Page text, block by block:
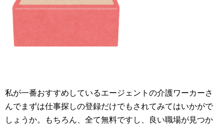
私が一番おすすめしているエージェントの介護ワーカーさ
んでまずは仕事探しの登録だけでもされてみてはいかがで
しょうか。もちろん、全て無料ですし、良い職場が見つか